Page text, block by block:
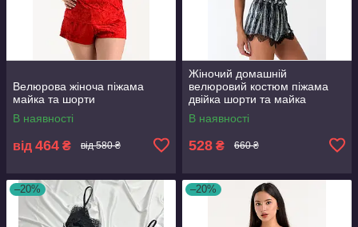
Велюрова жіноча піжама
майка та шорти
В наявності
від 464 ₴ від 580 ₴
Жіночий домашній
велюровий костюм піжама
двійка шорти та майка
В наявності
528 ₴ 660 ₴
–20% –20%